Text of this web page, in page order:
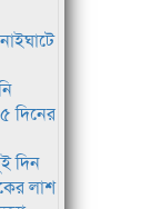
দিনের
দিন
লাশ